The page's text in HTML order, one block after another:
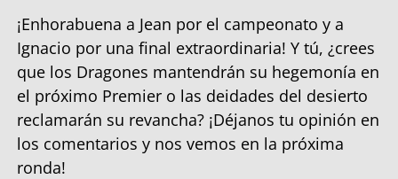
¡Enhorabuena a Jean por el campeonato y a
Ignacio por una final extraordinaria! Y tú, ¿crees
que los Dragones mantendrán su hegemonía en
el próximo Premier o las deidades del desierto
reclamarán su revancha? ¡Déjanos tu opinión en
los comentarios y nos vemos en la próxima
ronda!